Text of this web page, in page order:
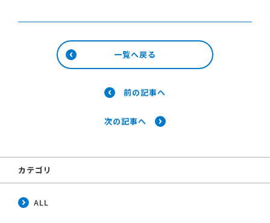
一覧へ戻る
前の記事へ
次の記事へ
カテゴリ
ALL